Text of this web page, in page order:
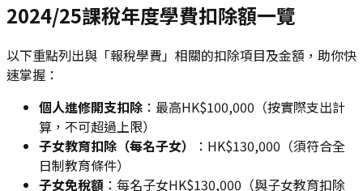
2024/25課稅年度學費扣除額一覽
以下重點列出與「報稅學費」相關的扣除項目及金額，助你快
速掌握：
個人進修開支扣除 ：最高HK$100,000（按實際支出計
算，不可超過上限）
子女教育扣除（每名子女）
：HK$130,000（須符合全
日制教育條件）
子女免稅額 ：每名子女HK$130,000（與子女教育扣除